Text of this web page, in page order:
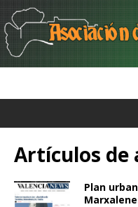
Artículos de
Plan